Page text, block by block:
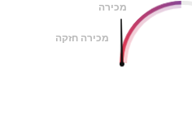
מכירה
מכירה חזקה